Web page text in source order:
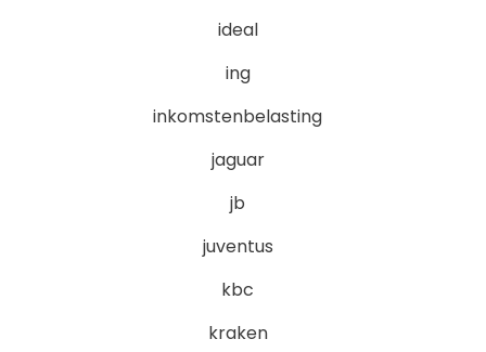
ideal
ing
inkomstenbelasting
jaguar
jb
juventus
kbc
kraken